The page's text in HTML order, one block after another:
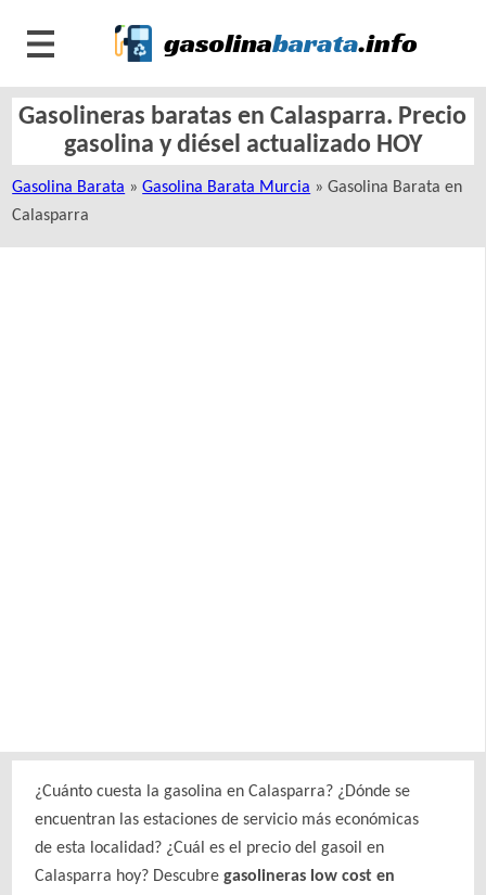
Gasolineras baratas en Calasparra. Precio
gasolina y diésel actualizado HOY
Gasolina Barata »Gasolina Barata Murcia » Gasolina Barata en
Calasparra
¿Cuánto cuesta la gasolina en Calasparra? ¿Dónde se
encuentran las estaciones de servicio más económicas
de esta localidad? ¿Cuál es el precio del gasoil en
Calasparra hoy? Descubregasolineras low cost en